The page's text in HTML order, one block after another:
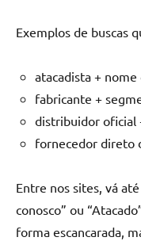
Exemplos de buscas
atacadista +
fabricante +
distribuidor oficial
fornecedor direto
Entre nos sites, vá
conosco” ou
forma escancarada,